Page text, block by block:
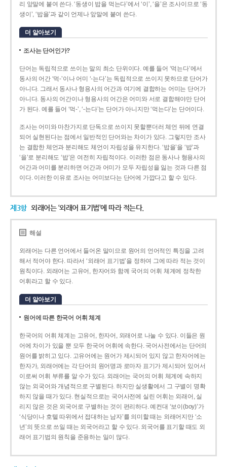
리 앞말에 붙여 쓴다. ‘동생이 밥을 먹는다’에서 ‘이’, ‘을’은 조사이므로 ‘동
생이’, ‘밥을’과 같이 언제나 앞말에 붙여 쓴다.
더 알아보기
조사는 단어인가?
단어는 독립적으로 쓰이는 말의 최소 단위이다. 예를 들어 ‘먹는다’에서
동사의 어간 ‘먹-­’이나 어미 ‘­-는다’는 독립적으로 쓰이지 못하므로 단어가
아니다. 그래서 동사나 형용사의 어간과 여기에 결합하는 어미는 단어가
아니다. 동사의 어간이나 형용사의 어간은 어미와 서로 결합해야만 단어
가 된다. 예를 들어 ‘먹-’, ‘-는다’는 단어가 아니지만 ‘먹는다’는 단어이다.
조사는 어미와 마찬가지로 단독으로 쓰이지 못할뿐더러 체언 뒤에 연결
되어 실현된다는 점에서 일반적인 단어와는 차이가 있다. 그렇지만 조사
는 결합한 체언과 분리해도 체언이 자립성을 유지한다. ‘밥을’을 ‘밥’과
‘을’로 분리해도 ‘밥’은 여전히 자립적이다. 이러한 점은 동사나 형용사의
어간과 어미를 분리하면 어간과 어미가 모두 자립성을 잃는 것과 다른 점
이다. 이러한 이유로 조사는 어미보다는 단어에 가깝다고 할 수 있다.
제3항 외래어는 ‘외래어 표기법’에 따라 적는다.
해설
외래어는 다른 언어에서 들어온 말이므로 원어의 언어적인 특징을 고려
해서 적어야 한다. 따라서 ‘외래어 표기법’을 정하여 그에 따라 적는 것이
원칙이다. 외래어는 고유어, 한자어와 함께 국어의 어휘 체계에 정착한
어휘라고 할 수 있다.
더 알아보기
원어에 따른 한국어 어휘 체계
한국어의 어휘 체계는 고유어, 한자어, 외래어로 나눌 수 있다. 이들은 원
어에 차이가 있을 뿐 모두 한국어 어휘에 속한다. 국어사전에서는 단어의
원어를 밝히고 있다. 고유어에는 원어가 제시되어 있지 않고 한자어에는
한자가, 외래어에는 각 단어의 원어명과 로마자 표기가 제시되어 있어서
이로써 어휘 부류를 알 수가 있다. 외래어는 국어의 어휘 체계에 속하지
않는 외국어와 개념적으로 구별된다. 하지만 실생활에서 그 구별이 명확
하지 않을 때가 있다. 현실적으로는 국어사전에 실린 어휘는 외래어, 실
리지 않은 것은 외국어로 구별하는 것이 편리하다. 예컨대 ‘보이(boy)’가
‘식당이나 호텔 따위에서 접대하는 남자’를 의미할 때는 외래어지만 ‘소
년’의 뜻으로 쓰일 때는 외국어라고 할 수 있다. 외국어를 표기할 때도 외
래어 표기법의 원칙을 준용하는 일이 많다.